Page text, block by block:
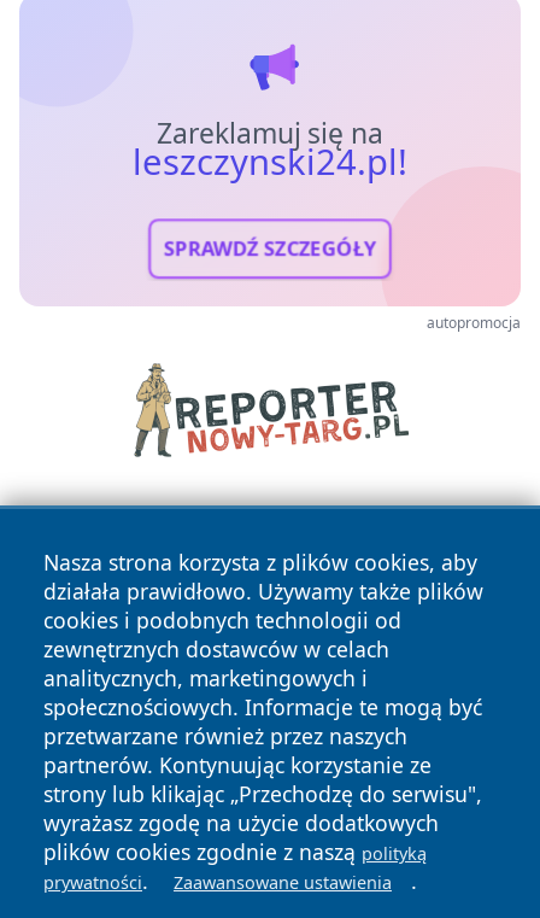
Zareklamuj się na
leszczynski24.pl!
SPRAWDŹ SZCZEGÓŁY
autopromocja
Nasza strona korzysta z plików cookies, aby
działała prawidłowo. Używamy także plików
cookies i podobnych technologii od
zewnętrznych dostawców w celach
analitycznych, marketingowych i
społecznościowych. Informacje te mogą być
przetwarzane również przez naszych
partnerów. Kontynuując korzystanie ze
strony lub klikając „Przechodzę do serwisu",
wyrażasz zgodę na użycie dodatkowych
plików cookies zgodnie z naszą polityką
prywatności. Zaawansowane ustawienia .
Copyright © 2026 leszczynski24.pl Wszystkie prawa
zastrzeżone.
News Autorzy
Polityka
Prywatności
Polityka
Cookies